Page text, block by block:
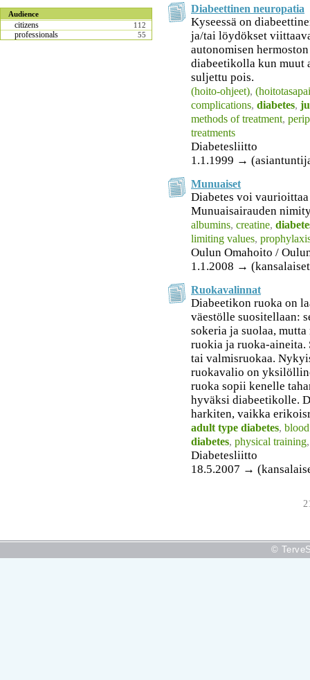
Audience
citizens 112
professionals 55
Diabeettinen neuropatia
Kyseessä on
ja/tai löydökset
autonomisen
diabeetikolla kun muut
suljettu pois.
(hoito-ohjeet),
complications, diabetes,
methods of treatment,
treatments
Diabetesliitto
1.1.1999 →
Munuaiset
Diabetes voi
Munuaisairauden
albumins, creatine,
limiting values,
Oulun Omahoito /
1.1.2008 →
Ruokavalinnat
Diabeetikon ruoka on
väestölle suositellaan:
sokeria ja suolaa,
ruokia ja ruoka-aineita.
tai valmisruokaa.
ruokavalio on
ruoka sopii kenelle
hyväksi diabeetikolle.
harkiten, vaikka
adult type diabetes,
diabetes, physical training
Diabetesliitto
18.5.2007 →
©